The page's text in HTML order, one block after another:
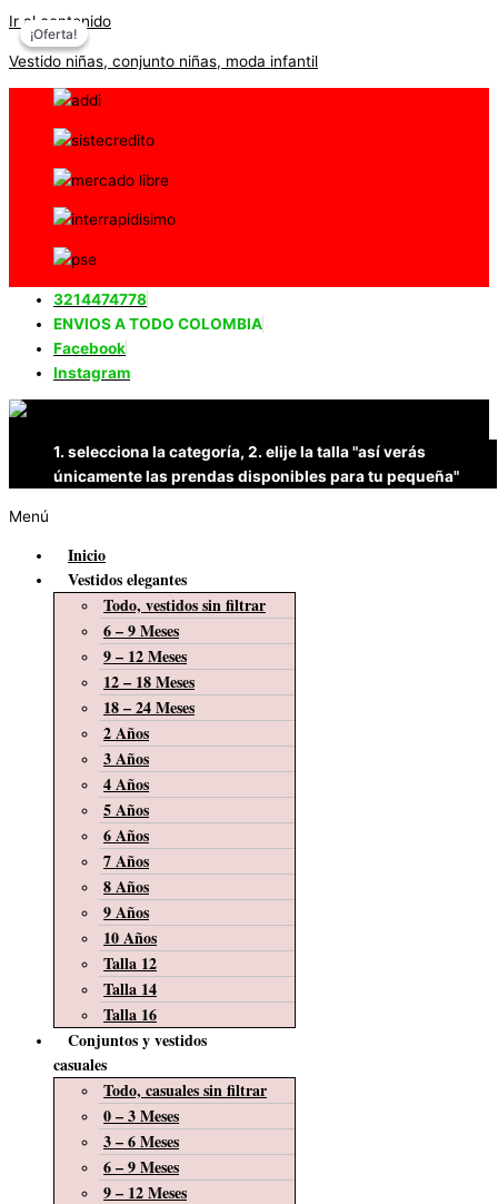
Ir al contenido
Vestido niñas, conjunto niñas, moda infantil
3214474778
ENVIOS A TODO COLOMBIA
Facebook
Instagram
1. selecciona la categoría, 2. elije la talla "así verás
únicamente las prendas disponibles para tu pequeña"
Menú
Inicio
Vestidos elegantes
Todo, vestidos sin filtrar
6 – 9 Meses
9 – 12 Meses
12 – 18 Meses
18 – 24 Meses
2 Años
3 Años
4 Años
5 Años
6 Años
7 Años
8 Años
9 Años
10 Años
Talla 12
Talla 14
Talla 16
Conjuntos y vestidos
casuales
Todo, casuales sin filtrar
0 – 3 Meses
3 – 6 Meses
6 – 9 Meses
9 – 12 Meses
¡Oferta!
¡Oferta!